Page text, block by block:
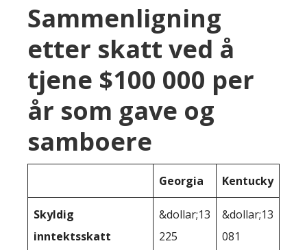
Sammenligning
etter skatt ved å
tjene $100 000 per
år som gave og
samboere
Georgia Kentucky
Skyldig
inntektsskatt
&dollar;13
225
&dollar;13
081